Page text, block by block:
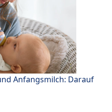
Anfangsmilch: Darauf